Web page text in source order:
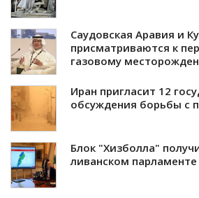
Саудовская Аравия и
присматриваются к
газовому
Иран пригласит 12
обсуждения борьбы с
Блок "Хизболла"
ливанском парламенте